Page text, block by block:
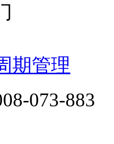
期管理
073-883